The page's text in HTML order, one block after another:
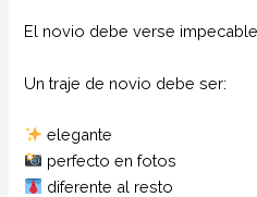
El novio debe verse impecable.
Un traje de novio debe ser:
elegante
perfecto en fotos
diferente al resto